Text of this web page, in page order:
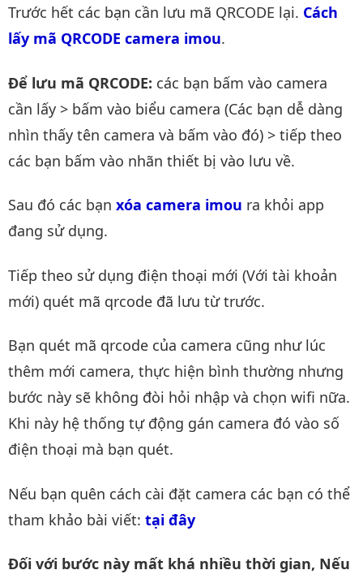
Trước hết các bạn cần lưu mã QRCODE lại. Cách
lấy mã QRCODE camera imou.
Để lưu mã QRCODE: các bạn bấm vào camera
cần lấy > bấm vào biểu camera (Các bạn dễ dàng
nhìn thấy tên camera và bấm vào đó) > tiếp theo
các bạn bấm vào nhãn thiết bị vào lưu về.
Sau đó các bạn xóa camera imou ra khỏi app
đang sử dụng.
Tiếp theo sử dụng điện thoại mới (Với tài khoản
mới) quét mã qrcode đã lưu từ trước.
Bạn quét mã qrcode của camera cũng như lúc
thêm mới camera, thực hiện bình thường nhưng
bước này sẽ không đòi hỏi nhập và chọn wifi nữa.
Khi này hệ thống tự động gán camera đó vào số
điện thoại mà bạn quét.
Nếu bạn quên cách cài đặt camera các bạn có thể
tham khảo bài viết: tại đây
Đối với bước này mất khá nhiều thời gian, Nếu